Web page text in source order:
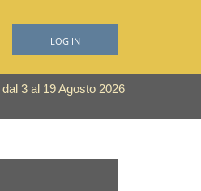
LOG IN
3 al 19 Agosto 2026